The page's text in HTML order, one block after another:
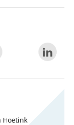
Hoetink